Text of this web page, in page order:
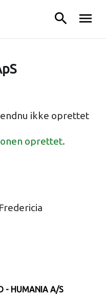
search menu
ikke oprettet
oprettet.
- HUMANIA A/S